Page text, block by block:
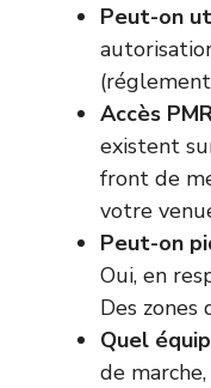
Peut-on
Accès
existent
front de
votre
Peut-on
Oui, en
Des zones
Quel
de